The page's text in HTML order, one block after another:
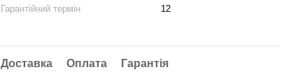
Гарантійний термін
12
Доставка Оплата Гарантія